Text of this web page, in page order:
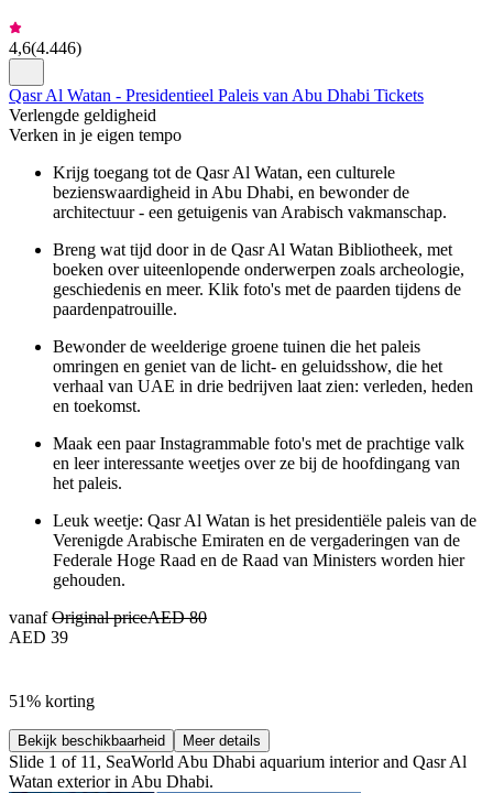
4,6(4.446)
Qasr Al Watan - Presidentieel Paleis van Abu Dhabi Tickets
Verlengde geldigheid
Verken in je eigen tempo
Krijg toegang tot de Qasr Al Watan, een culturele
bezienswaardigheid in Abu Dhabi, en bewonder de
architectuur - een getuigenis van Arabisch vakmanschap.
Breng wat tijd door in de Qasr Al Watan Bibliotheek, met
boeken over uiteenlopende onderwerpen zoals archeologie,
geschiedenis en meer. Klik foto's met de paarden tijdens de
paardenpatrouille.
Bewonder de weelderige groene tuinen die het paleis
omringen en geniet van de licht- en geluidsshow, die het
verhaal van UAE in drie bedrijven laat zien: verleden, heden
en toekomst.
Maak een paar Instagrammable foto's met de prachtige valk
en leer interessante weetjes over ze bij de hoofdingang van
het paleis.
Leuk weetje: Qasr Al Watan is het presidentiële paleis van de
Verenigde Arabische Emiraten en de vergaderingen van de
Federale Hoge Raad en de Raad van Ministers worden hier
gehouden.
vanafOriginal priceAED 80
AED 39
51% korting
Bekijk beschikbaarheid Meer details
Slide 1 of 11, SeaWorld Abu Dhabi aquarium interior and Qasr Al
Watan exterior in Abu Dhabi.